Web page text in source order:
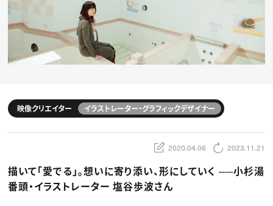
クリエイター求人を探す
CREATIVE JOB求人検索
特集求人
採用説明会
スキルアップしたい！
デザイン
編集・ライティング
マーケティング
ディレクション
業界解説・キャリア事情
TOP Creator’s コラム
Webクリエイター
アプリクリエイター
ゲームクリエイター
映像クリエイター
セミナー
映像クリエイター イラストレーター・グラフィックデザイナー
2020.04.06 2023.11.21
描いて「愛でる」。想いに寄り添い、形にしていく ──小杉湯
番頭・イラストレーター 塩谷歩波さん